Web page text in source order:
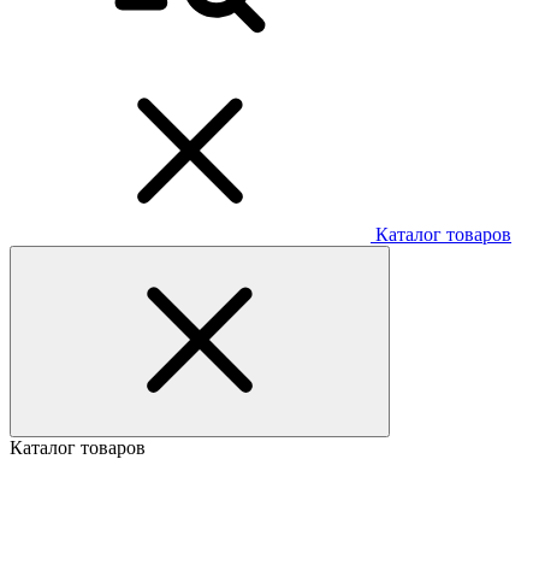
Каталог товаров
Каталог товаров